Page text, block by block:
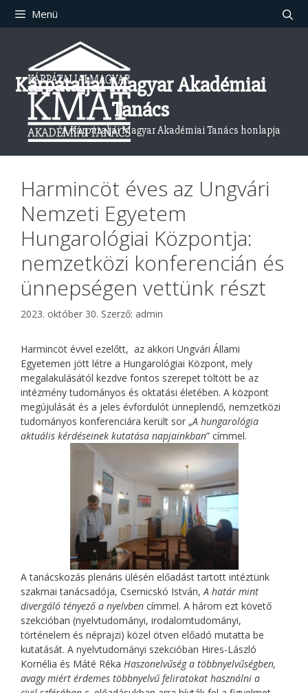
Menü
Kárpátaljai Magyar Akadémiai
Tanács
A Kárpátaljai Magyar Akadémiai Tanács honlapja
Harmincöt éves az Ungvári
Nemzeti Egyetem
Hungarológiai Központja:
nemzetközi konferencián és
ünnepségen vettünk részt
2023. október 30. Szerző: admin
Harmincöt évvel ezelőtt, az akkori Ungvári Állami
Egyetemen jött létre a Hungarológiai Központ, mely
megalakulásától kezdve fontos szerepet töltött be az
intézmény tudományos és oktatási életében. A központ
megújulását és a jeles évfordulót ünneplendő, nemzetközi
tudományos konferenciára került sor „A hungarológia
aktuális kérdéseinek kutatása napjainkban” címmel.
A tanácskozás plenáris ülésén előadást tartott intéztünk
szakmai tanácsadója, Csernicskó István,A határ mint
divergáló tényező a nyelvben címmel. A három ezt követő
szekcióban (nyelvtudományi, irodalomtudományi,
történelem és néprajzi) közel ötven előadó mutatta be
kutatását. A nyelvtudományi szekcióban Hires-László
Kornélia és Máté Réka Haszonelvűség a többnyelvűségben,
avagy miért érdemes többnyelvű feliratokat használni a